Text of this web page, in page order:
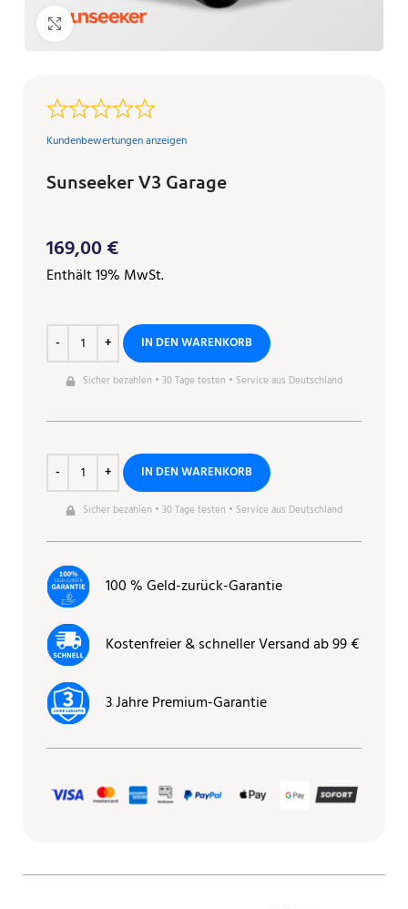
Klicken zum Vergrößern
Kundenbewertungen anzeigen
Sunseeker V3 Garage
169,00€
Enthält 19% MwSt.
IN DEN WARENKORB
Sicher bezahlen • 30 Tage testen • Service aus Deutschland
IN DEN WARENKORB
Sicher bezahlen • 30 Tage testen • Service aus Deutschland
100 % Geld-zurück-Garantie
Kostenfreier & schneller Versand ab 99 €
3 Jahre Premium-Garantie